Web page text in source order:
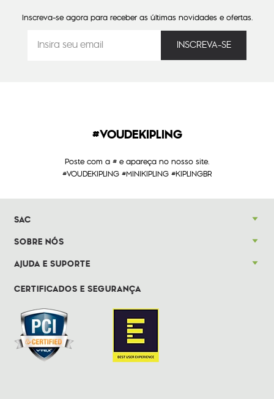
Inscreva-se agora para receber as últimas novidades e ofertas.
#VOUDEKIPLING
Poste com a # e apareça no nosso site.
#VOUDEKIPLING #MINIKIPLING #KIPLINGBR
SAC
SOBRE NÓS
AJUDA E SUPORTE
CERTIFICADOS E SEGURANÇA